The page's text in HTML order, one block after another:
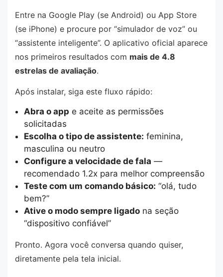
Entre na Google Play (se Android) ou App Store
(se iPhone) e procure por “simulador de voz” ou
“assistente inteligente”. O aplicativo oficial aparece
nos primeiros resultados com mais de 4.8
estrelas de avaliação.
Após instalar, siga este fluxo rápido:
Abra o app e aceite as permissões
solicitadas
Escolha o tipo de assistente: feminina,
masculina ou neutro
Configure a velocidade de fala —
recomendado 1.2x para melhor compreensão
Teste com um comando básico: “olá, tudo
bem?”
Ative o modo sempre ligadona seção
“dispositivo confiável”
Pronto. Agora você conversa quando quiser,
diretamente pela tela inicial.